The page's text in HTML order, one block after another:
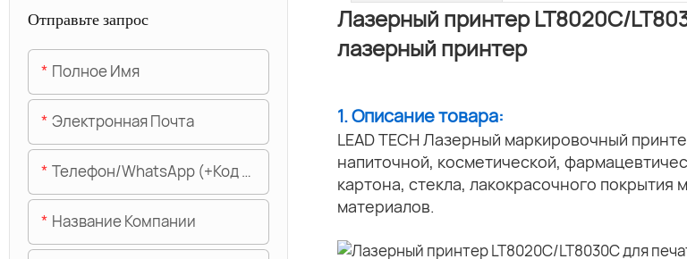
Лазерный принтер LT8020C/
лазерный принтер
1. Описание товара:
LEAD TECH Лазерный маркировочный
напиточной, косметической,
картона, стекла, лакокрасочного
материалов.
Отправьте запрос
Полное Имя
Электронная Почта
Телефон/WhatsApp (+код Области)
Название Компании